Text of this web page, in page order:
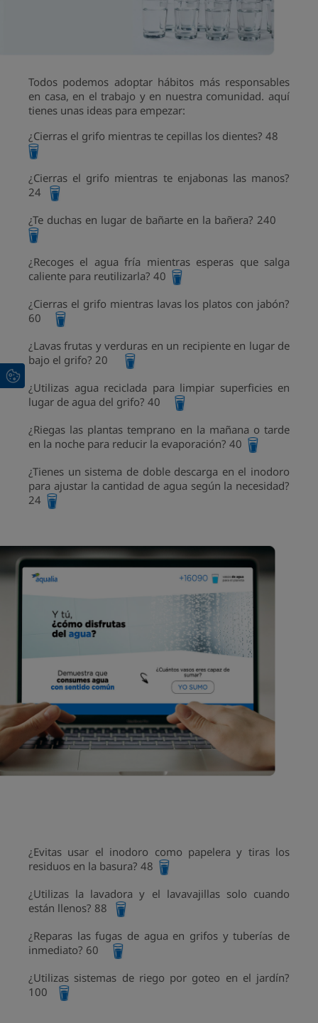
Todos podemos adoptar hábitos más responsables
en casa, en el trabajo y en nuestra comunidad. aquí
tienes unas ideas para empezar:
¿Cierras el grifo mientras te cepillas los dientes? 48
¿Cierras el grifo mientras te enjabonas las manos?
24
¿Te duchas en lugar de bañarte en la bañera? 240
¿Recoges el agua fría mientras esperas que salga
caliente para reutilizarla? 40
¿Cierras el grifo mientras lavas los platos con jabón?
60
¿Lavas frutas y verduras en un recipiente en lugar de
bajo el grifo? 20
¿Utilizas agua reciclada para limpiar superficies en
lugar de agua del grifo? 40
¿Riegas las plantas temprano en la mañana o tarde
en la noche para reducir la evaporación? 40
¿Tienes un sistema de doble descarga en el inodoro
para ajustar la cantidad de agua según la necesidad?
24
¿Evitas usar el inodoro como papelera y tiras los
residuos en la basura? 48
¿Utilizas la lavadora y el lavavajillas solo cuando
están llenos? 88
¿Reparas las fugas de agua en grifos y tuberías de
inmediato? 60
¿Utilizas sistemas de riego por goteo en el jardín?
100